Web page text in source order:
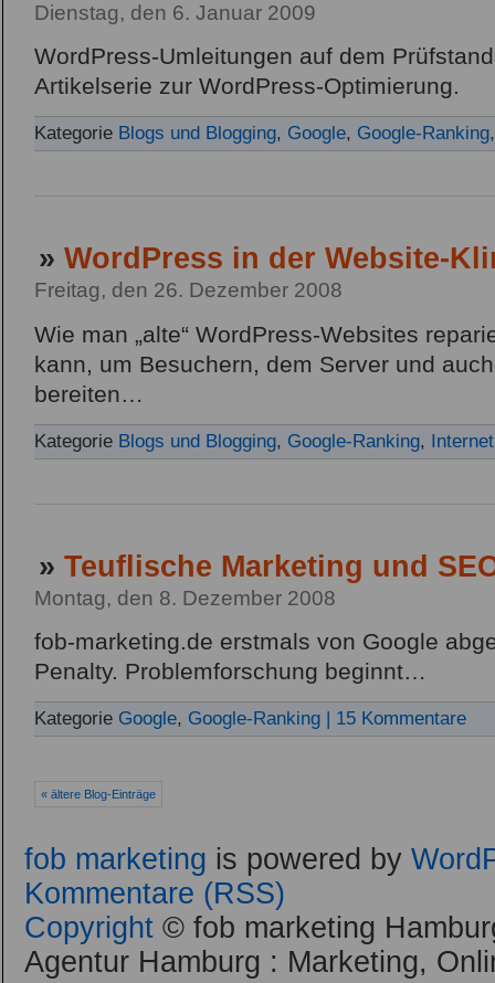
Dienstag, den 6. Januar 2009
WordPress-Umleitungen auf dem
Artikelserie zur WordPress-Optimierung.
Kategorie Blogs und Blogging, Google, Google-Ranking
» WordPress in der Website-
Freitag, den 26. Dezember 2008
Wie man „alte“ WordPress-Websites
kann, um Besuchern, dem Server und
bereiten…
Kategorie Blogs und Blogging, Google-Ranking, Internet
» Teuflische Marketing und
Montag, den 8. Dezember 2008
fob-marketing.de erstmals von Google
Penalty. Problemforschung beginnt…
Kategorie Google, Google-Ranking | 15 Kommentare
« ältere Blog-Einträge
fob marketing is powered by
Kommentare (RSS)
Copyright © fob marketing
Agentur Hamburg : Marketing,